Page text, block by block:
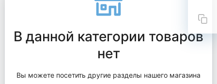
В данной категории товаров
нет
Вы можете посетить другие разделы нашего магазина